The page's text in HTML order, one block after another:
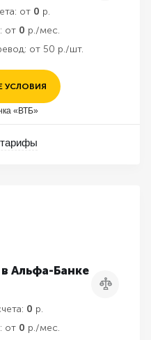
от 0 р.
от 0 р./мес.
от 50 р./шт.
УСЛОВИЯ
«ВТБ»
Альфа-Банке
Сравнить
0 р.
от 0 р./мес.